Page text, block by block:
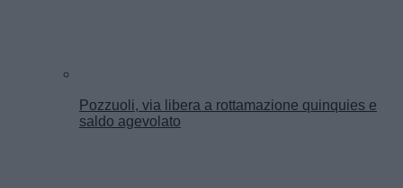
Pozzuoli, via libera a rottamazione quinquies e
saldo agevolato